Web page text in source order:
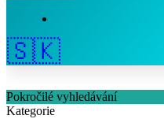
🇸🇰
Pokročilé vyhledávání
Kategorie